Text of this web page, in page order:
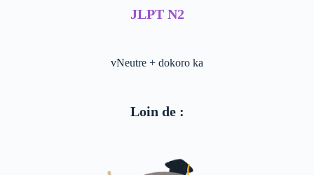
JLPT N2
vNeutre + dokoro ka
Loin de :